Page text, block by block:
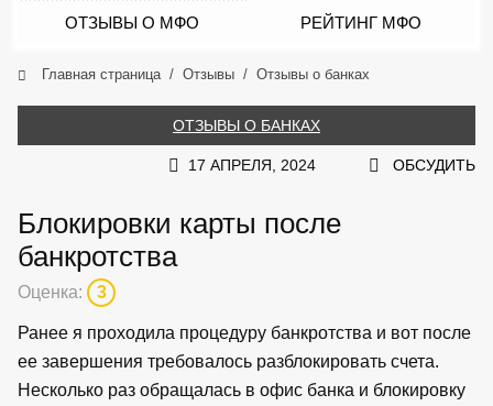
ОТЗЫВЫ О МФО РЕЙТИНГ МФО
Главная страница Отзывы Отзывы о банках
ОТЗЫВЫ О БАНКАХ
17 АПРЕЛЯ, 2024 ОБСУДИТЬ
Блокировки карты после
банкротства
Оценка: 3
Ранее я проходила процедуру банкротства и вот после
ее завершения требовалось разблокировать счета.
Несколько раз обращалась в офис банка и блокировку